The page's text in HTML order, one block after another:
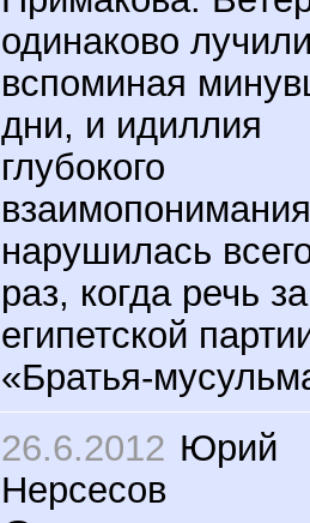
одинаково
вспоминая
дни, и идиллия
глубокого
взаимопонимания
нарушилась
раз, когда речь
египетской
«Братья-
26.6.2012 Юрий
Нерсесов